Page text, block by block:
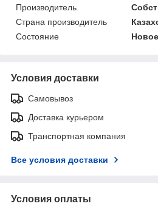
Производитель
Страна производитель
Состояние
Новое
Условия доставки
Самовывоз
Доставка курьером
Транспортная компания
Все условия доставки
Условия оплаты